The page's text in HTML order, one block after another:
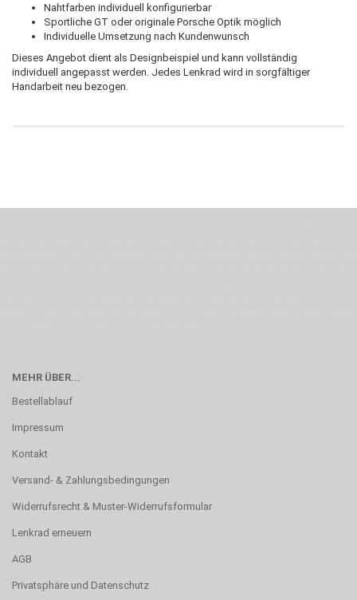
Nahtfarben individuell konfigurierbar
Sportliche GT oder originale Porsche Optik möglich
Individuelle Umsetzung nach Kundenwunsch
Dieses Angebot dient als Designbeispiel und kann vollständig
individuell angepasst werden. Jedes Lenkrad wird in sorgfältiger
Handarbeit neu bezogen.
MEHR ÜBER...
Bestellablauf
Impressum
Kontakt
Versand- & Zahlungsbedingungen
Widerrufsrecht & Muster-Widerrufsformular
Lenkrad erneuern
AGB
Privatsphäre und Datenschutz